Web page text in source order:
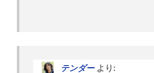
テンダー より: